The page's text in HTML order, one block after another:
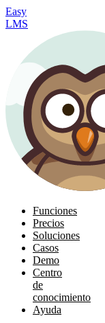
Easy
LMS
Funciones
Precios
Soluciones
Casos
Demo
Centro
de
conocimiento
Ayuda